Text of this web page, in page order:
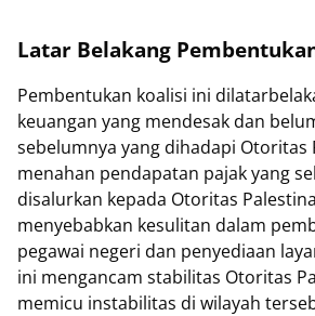
Latar Belakang
Pembentukan koalisi ini
keuangan yang mendesak dan
sebelumnya yang dihadapi Otoritas
menahan pendapatan pajak yang
disalurkan kepada Otoritas
menyebabkan kesulitan dalam
pegawai negeri dan penyediaan
ini mengancam stabilitas Otoritas
memicu instabilitas di wilayah